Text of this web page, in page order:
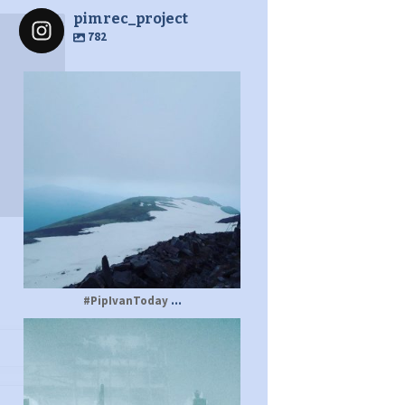
pimrec_project
782
#PipIvanToday ...